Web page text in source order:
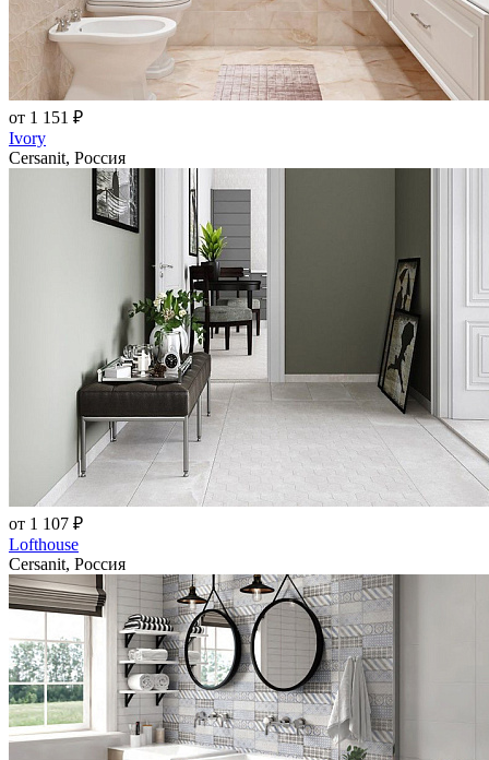
от 1 151 ₽
Ivory
Cersanit, Россия
от 1 107 ₽
Lofthouse
Cersanit, Россия